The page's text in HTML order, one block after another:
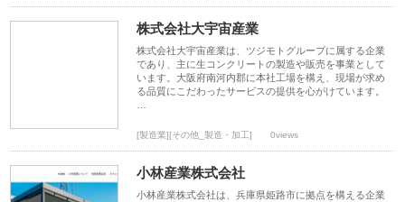
株式会社大宇宙産業
株式会社大宇宙産業は、ツジモトグループに属する企業
であり、主に生コンクリートの製造や販売を事業として
います。大阪府南河内郡に本社工場を構え、現場が求め
る品質にこだわったサービスの提供を心がけています。
[製造業][その他_製造・加工] 0views
小林産業株式会社
小林産業株式会社は、兵庫県姫路市に拠点を構える企業